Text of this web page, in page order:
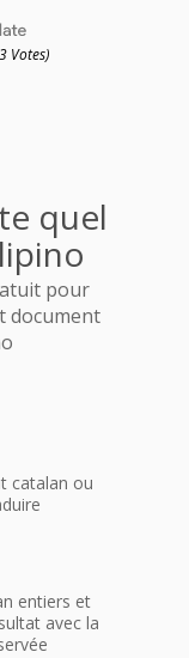
Votes)
quel
pour
document
catalan ou
entiers et
avec la